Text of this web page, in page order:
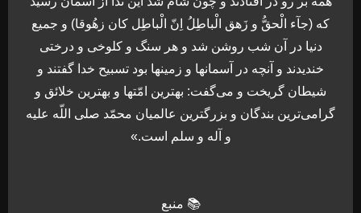
که (جآء الْحقُّ و زَهق الْباطِلُ اِنّ الْباطِل کان زهُوقا) و جمیع
دنیا در آن شب روشن شد و هر سنگ و کلوخی و درختی
خندیدند و آنچه در آسمانها و زمینها بود تسبیح خدا گفتند و
شیطان گریخت و می‌گفت: بهترین امّتها و بهترین خلائق و
گرامی‌ترین بندگان و بزرگترین عالمیان محمّد صلی اللّه علیه
و آله و سلم است.»
📚 منبع